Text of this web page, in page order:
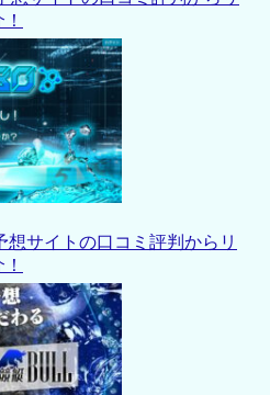
サイトの口コミ評判からリ